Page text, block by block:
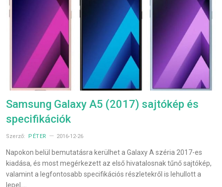
Samsung Galaxy A5 (2017) sajtókép és
specifikációk
Szerző: PÉTER 2016-12-26
Napokon belül bemutatásra kerülhet a Galaxy A széria 2017-es
kiadása, és most megérkezett az első hivatalosnak tűnő sajtókép,
valamint a legfontosabb specifikációs részletekről is lehullott a
lepel.…